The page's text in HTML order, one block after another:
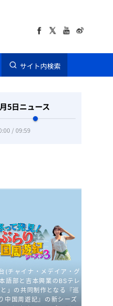
サイト内検索
5日ニュース
/ 09:59